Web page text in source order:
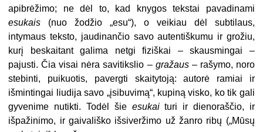
apibrėžimo; ne dėl to, kad knygos tekstai pavadinami
esukais (nuo žodžio „esu“), o veikiau dėl subtilaus,
intymaus teksto, jaudinančio savo autentiškumu ir grožiu,
kurį beskaitant galima netgi fiziškai – skausmingai –
pajusti. Čia visai nėra savitikslio – gražaus– rašymo, noro
stebinti, puikuotis, pavergti skaitytoją: autorė ramiai ir
išmintingai liudija savo „įsibuvimą“, kupiną visko, ko tik gali
gyvenime nutikti. Todėl šie esukaituri ir dienoraščio, ir
išpažinimo, ir gaivališko išsiveržimo už žanro ribų („Mūsų